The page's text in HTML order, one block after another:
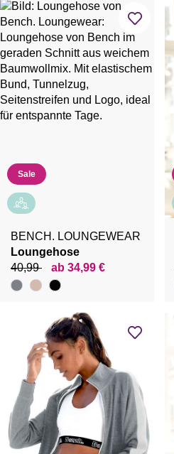
Sale
BENCH. LOUNGEWEAR
Loungehose
40,99
ab 34,99 €